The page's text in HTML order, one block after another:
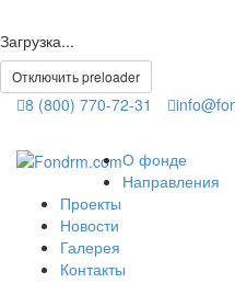
Загрузка...
Отключить preloader
8 (800) 770-72-31
О фонде
Направления
Проекты
Новости
Галерея
Контакты